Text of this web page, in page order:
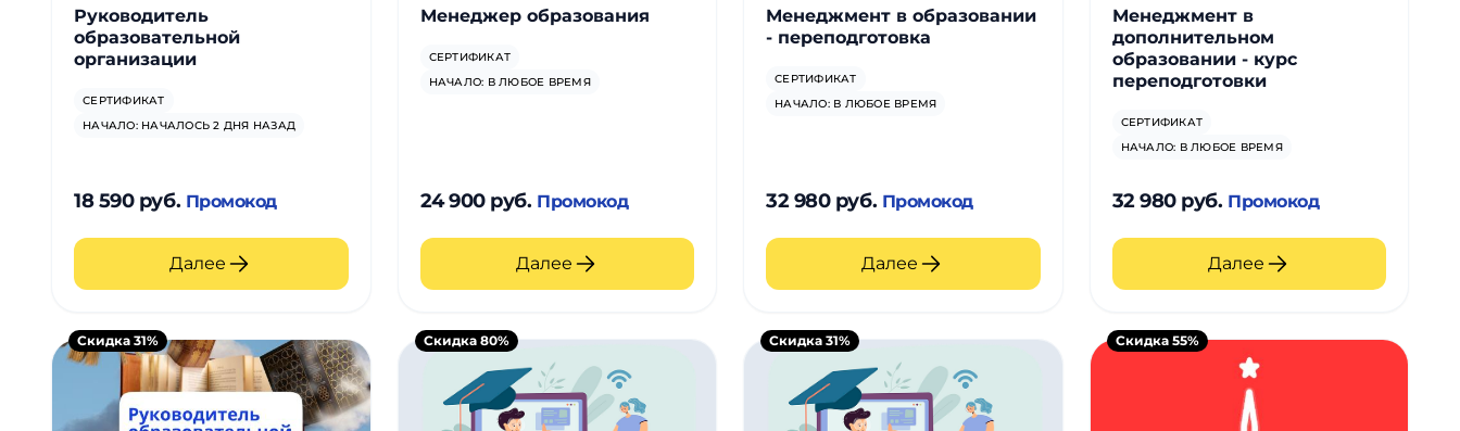
Руководитель
образовательной
организации
СЕРТИФИКАТ
НАЧАЛО: НАЧАЛОСЬ 2 ДНЯ НАЗАД
18 590 руб. Промокод
Далее
Менеджер образования
СЕРТИФИКАТ
НАЧАЛО: В ЛЮБОЕ ВРЕМЯ
24 900 руб. Промокод
Далее
Менеджмент в образовании
- переподготовка
СЕРТИФИКАТ
НАЧАЛО: В ЛЮБОЕ ВРЕМЯ
32 980 руб. Промокод
Далее
Менеджмент в
дополнительном
образовании - курс
переподготовки
СЕРТИФИКАТ
НАЧАЛО: В ЛЮБОЕ ВРЕМЯ
32 980 руб. Промокод
Далее
Скидка 31% Скидка 80% Скидка 31% Скидка 55%